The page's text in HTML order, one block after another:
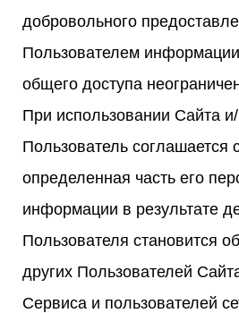
добровольного
Пользователем
общего доступа
При использовании Сайта
Пользователь соглашается
определенная часть его
информации в результате
Пользователя становится
других Пользователей
Сервиса и пользователей